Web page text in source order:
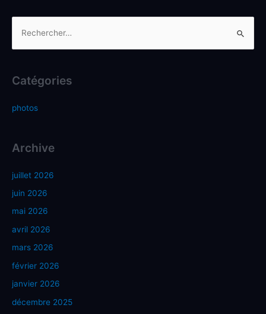
Catégories
photos
Archive
juillet 2026
juin 2026
mai 2026
avril 2026
mars 2026
février 2026
janvier 2026
décembre 2025